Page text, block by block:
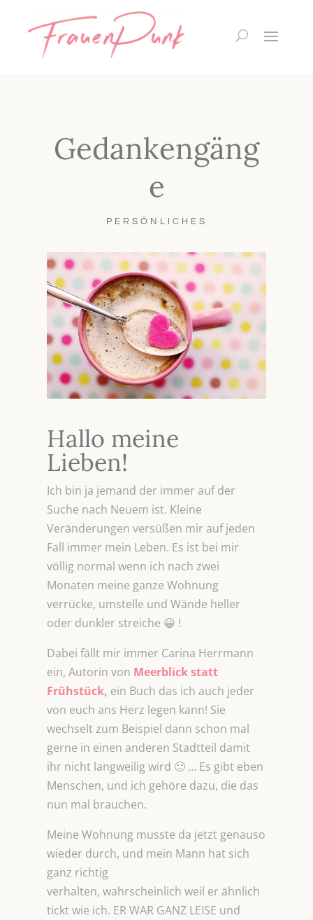
Gedankengäng
e
PERSÖNLICHES
Hallo meine
Lieben!
Ich bin ja jemand der immer auf der
Suche nach Neuem ist. Kleine
Veränderungen versüßen mir auf jeden
Fall immer mein Leben. Es ist bei mir
völlig normal wenn ich nach zwei
Monaten meine ganze Wohnung
verrücke, umstelle und Wände heller
oder dunkler streiche 😀 !
Dabei fällt mir immer Carina Herrmann
ein, Autorin von Meerblick statt
Frühstück, ein Buch das ich auch jeder
von euch ans Herz legen kann! Sie
wechselt zum Beispiel dann schon mal
gerne in einen anderen Stadtteil damit
ihr nicht langweilig wird 🙂 … Es gibt eben
Menschen, und ich gehöre dazu, die das
nun mal brauchen.
Meine Wohnung musste da jetzt genauso
wieder durch, und mein Mann hat sich
ganz richtig
verhalten, wahrscheinlich weil er ähnlich
tickt wie ich. ER WAR GANZ LEISE und